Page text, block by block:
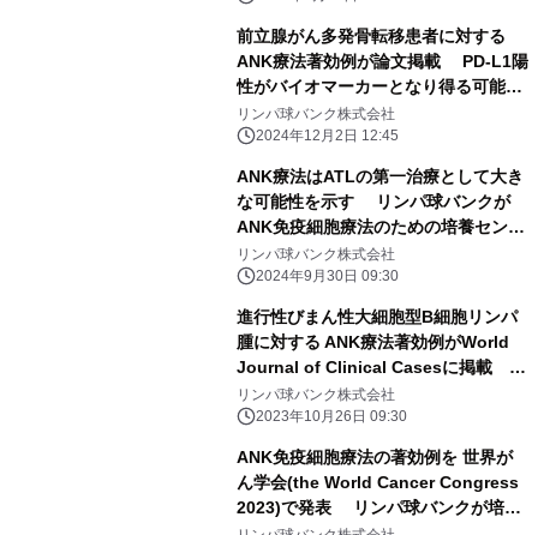
前立腺がん多発骨転移患者に対する
ANK療法著効例が論文掲載 PD-L1陽
性がバイオマーカーとなり得る可能性
を示唆
リンパ球バンク株式会社
2024年12月2日 12:45
ANK療法はATLの第一治療として大き
な可能性を示す リンパ球バンクが
ANK免疫細胞療法のための培養センタ
ーを提供
リンパ球バンク株式会社
2024年9月30日 09:30
進行性びまん性大細胞型B細胞リンパ
腫に対する ANK療法著効例がWorld
Journal of Clinical Casesに掲載
リンパ球バンクがANK免疫細胞療法の
ための培養センターを提供
リンパ球バンク株式会社
2023年10月26日 09:30
ANK免疫細胞療法の著効例を 世界が
ん学会(the World Cancer Congress
2023)で発表 リンパ球バンクが培養